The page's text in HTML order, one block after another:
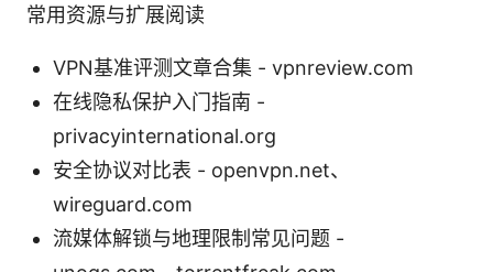
常用资源与扩展阅读
VPN基准评测文章合集 - vpnreview.com
在线隐私保护入门指南 -
privacyinternational.org
安全协议对比表 - openvpn.net、
wireguard.com
流媒体解锁与地理限制常见问题 -